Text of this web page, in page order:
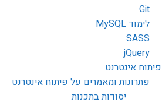
Git
לימוד MySQL
SASS
jQuery
פיתוח אינטרנט
פתרונות ומאמרים על פיתוח אינטרנט
יסודות בתכנות